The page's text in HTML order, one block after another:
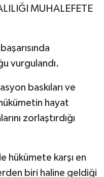
MUHALEFETE
vurgulandı.
baskıları ve
hayat
zorlaştırdığı
hükümete karşı en
biri haline geldiği